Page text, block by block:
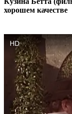
хорошем качестве